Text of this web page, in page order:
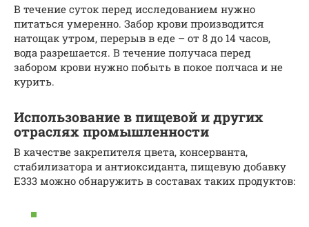
В течение суток перед исследованием нужно
питаться умеренно. Забор крови производится
натощак утром, перерыв в еде – от 8 до 14 часов,
вода разрешается. В течение получаса перед
забором крови нужно побыть в покое полчаса и не
курить.
Использование в пищевой и других
отраслях промышленности
В качестве закрепителя цвета, консерванта,
стабилизатора и антиоксиданта, пищевую добавку
Е333 можно обнаружить в составах таких продуктов: